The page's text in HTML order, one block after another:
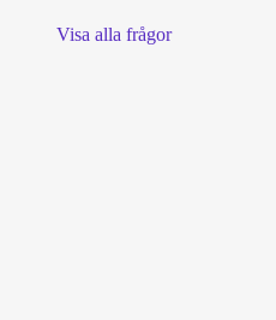
Visa alla frågor